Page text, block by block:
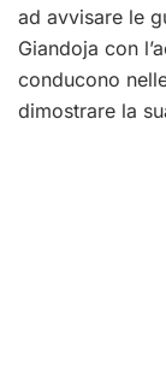
ad avvisare le
Giandoja con
conducono
dimostrare la